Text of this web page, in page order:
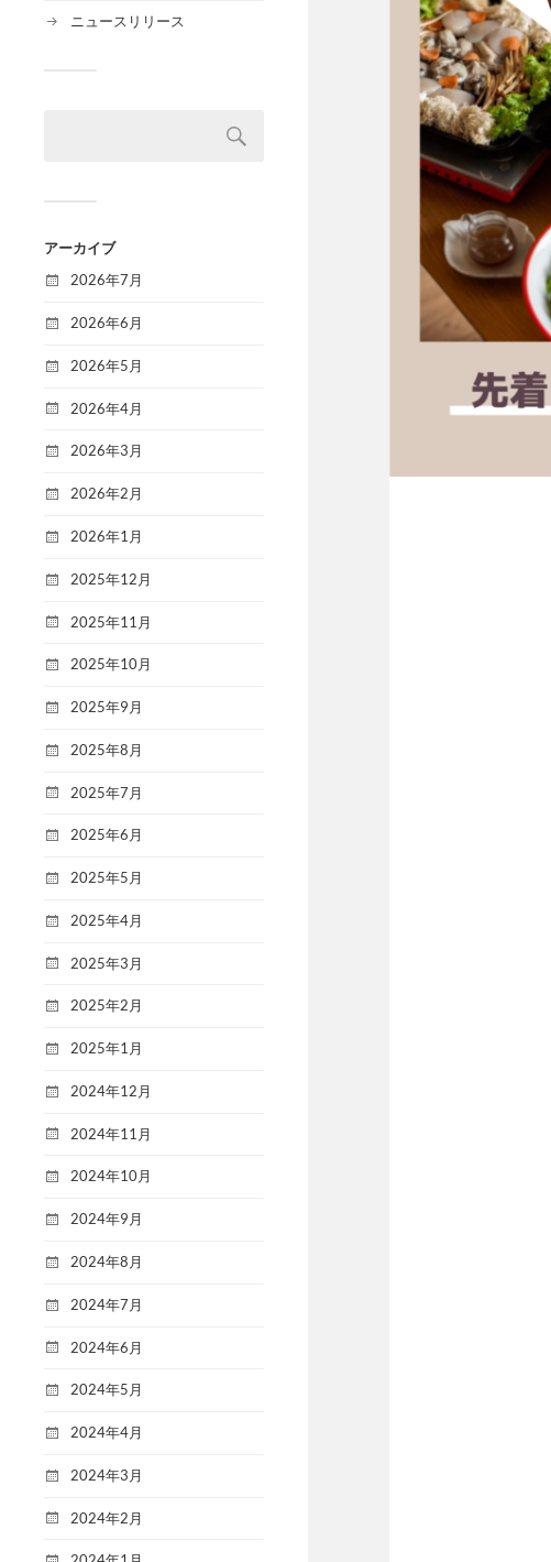
ニュースリリース
アーカイブ
2026年7月
2026年6月
2026年5月
2026年4月
2026年3月
2026年2月
2026年1月
2025年12月
2025年11月
2025年10月
2025年9月
2025年8月
2025年7月
2025年6月
2025年5月
2025年4月
2025年3月
2025年2月
2025年1月
2024年12月
2024年11月
2024年10月
2024年9月
2024年8月
2024年7月
2024年6月
2024年5月
2024年4月
2024年3月
2024年2月